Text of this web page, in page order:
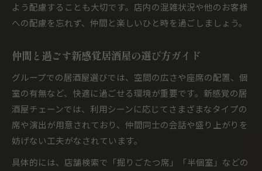
よう配慮することも大切です。店内の混雑状況や他のお客様
への配慮を忘れず、仲間と楽しいひと時を過ごしましょう。
仲間と過ごす新感覚居酒屋の選び方ガイド
グループでの居酒屋選びでは、空間の広さや座席の配置、個
室の有無など、快適に過ごせる環境が重要です。新感覚の居
酒屋チェーンでは、利用シーンに応じてさまざまなタイプの
席や演出が用意されており、仲間同士の会話や盛り上がりを
妨げない工夫がなされています。
具体的には、店舗検索で「掘りごたつ席」「半個室」などの